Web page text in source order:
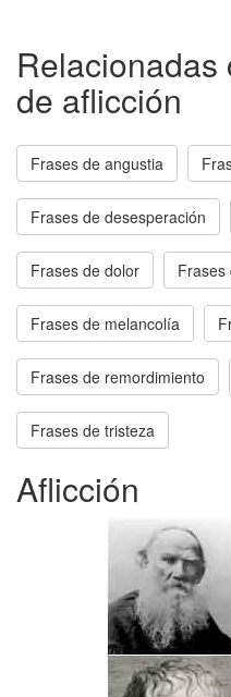
Relacionadas
de aflicción
Frases de angustia
Frases de desesperación
Frases de dolor Frases
Frases de melancolía
Frases de remordimiento
Frases de tristeza
Aflicción